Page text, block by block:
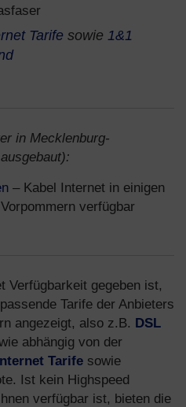
Tarife sowie 1&1
in Mecklenburg-
– Kabel Internet in einigen
verfügbar
Verfügbarkeit gegeben ist,
Tarife der Anbieters
angezeigt, also z.B. DSL
abhängig von der
Tarife sowie
Ist kein Highspeed
verfügbar ist, bieten die